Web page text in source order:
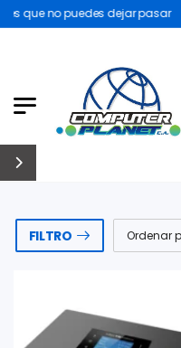
no puedes dejar pasar
MERCUSYS MW300UH 2
FILTRO